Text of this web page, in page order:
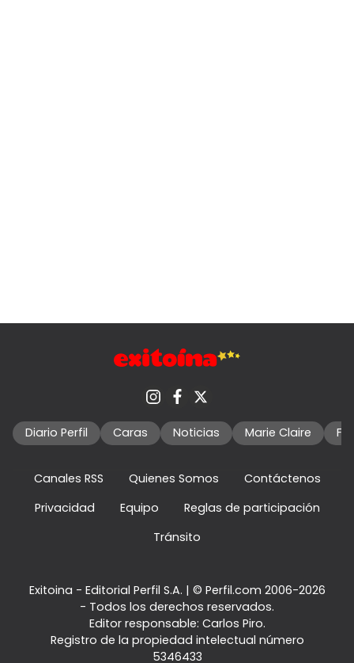
Diario Perfil Caras Noticias Marie Claire
Canales RSS Quienes Somos
Contáctenos
Privacidad
Equipo
Reglas de participación
Tránsito
Exitoina - Editorial Perfil S.A. | © Perfil.com 2006-2026
- Todos los derechos reservados.
Editor responsable: Carlos Piro.
Registro de la propiedad intelectual número
5346433